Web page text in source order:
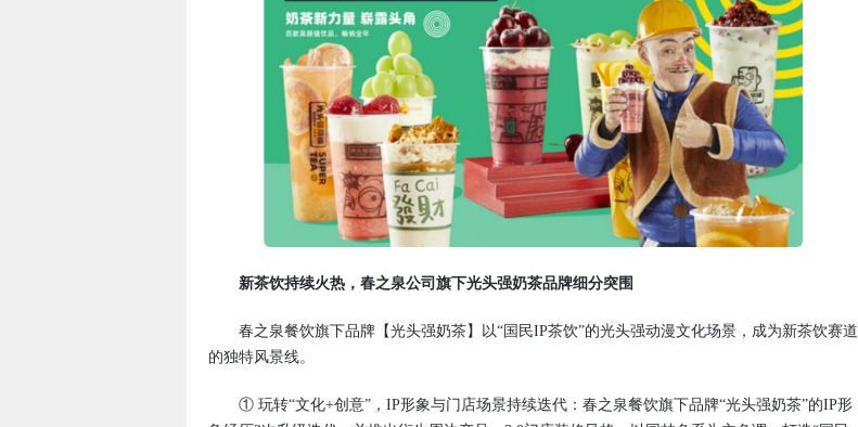
新茶饮持续火热，春之泉公司旗下光头强奶茶品牌细分突围
春之泉餐饮旗下品牌【光头强奶茶】以“国民IP茶饮”的光头强动漫文化场景，成为新茶饮赛道
的独特风景线。
① 玩转“文化+创意”，IP形象与门店场景持续迭代：春之泉餐饮旗下品牌“光头强奶茶”的IP形